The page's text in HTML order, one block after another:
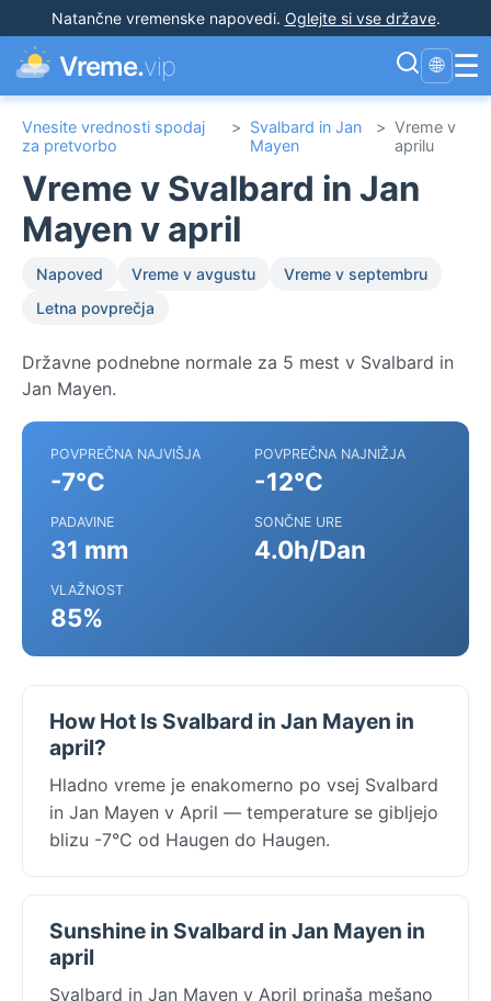
Natančne vremenske napovedi. Oglejte si vse države.
Vreme.vip 🌐 ☰
Vnesite vrednosti spodaj
za pretvorbo
> Svalbard in Jan
Mayen
> Vreme v
aprilu
Vreme v Svalbard in Jan
Mayen v april
Napoved Vreme v avgustu
Vreme v septembru
Letna povprečja
Državne podnebne normale za 5 mest v Svalbard in
Jan Mayen.
POVPREČNA NAJVIŠJA
-7°C
POVPREČNA NAJNIŽJA
-12°C
PADAVINE
31 mm
SONČNE URE
4.0h/Dan
VLAŽNOST
85%
How Hot Is Svalbard in Jan Mayen in
april?
Hladno vreme je enakomerno po vsej Svalbard
in Jan Mayen v April — temperature se gibljejo
blizu -7°C od Haugen do Haugen.
Sunshine in Svalbard in Jan Mayen in
april
Svalbard in Jan Mayen v April prinaša mešano